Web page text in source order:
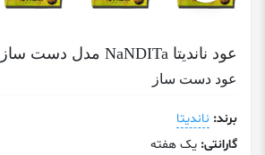
عود دست ساز
برند: ناندیتا
گارانتی: یک هفته